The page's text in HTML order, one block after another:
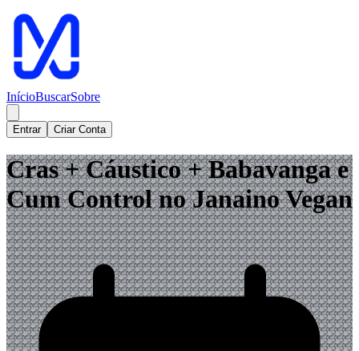
InícioBuscarSobre
Entrar Criar Conta
Cras + Cáustico + Babavanga e
Cum Control no Janaino Vegan